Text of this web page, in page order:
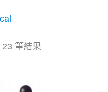
23 筆結果
原